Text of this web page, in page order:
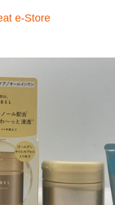
e-Store